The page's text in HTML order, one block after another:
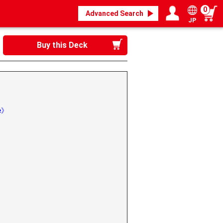
Advanced Search
Login / Register
My page
JP
0
Buy this Deck